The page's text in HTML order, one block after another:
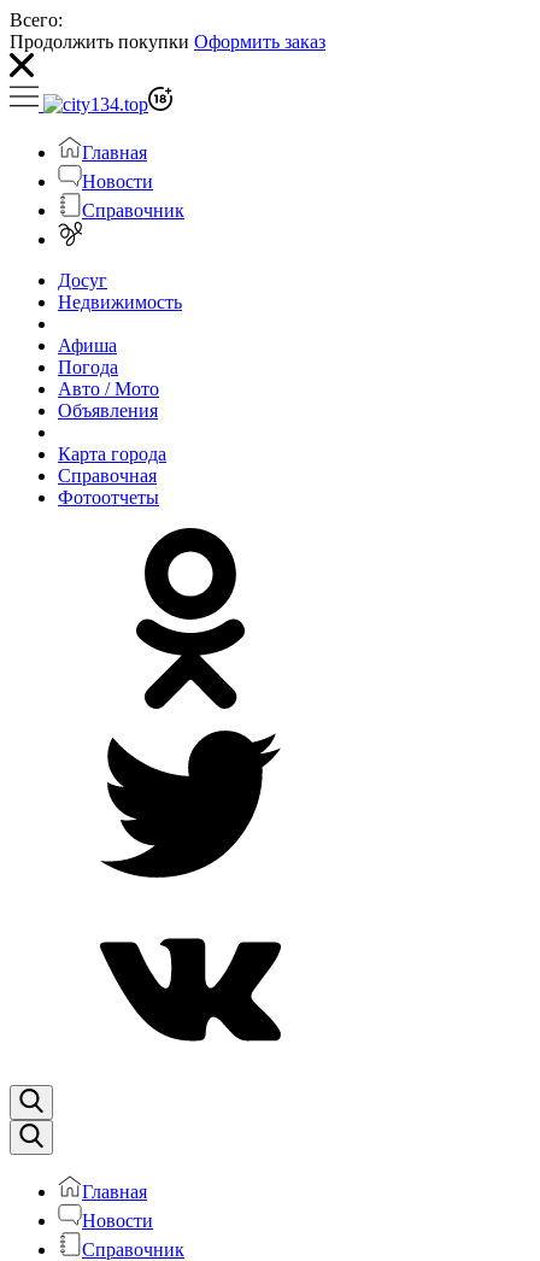
Всего:
Продолжить покупки Оформить заказ
Главная
Новости
Справочник
Досуг
Недвижимость
Афиша
Погода
Авто / Мото
Объявления
Карта города
Справочная
Фотоотчеты
Главная
Новости
Справочник